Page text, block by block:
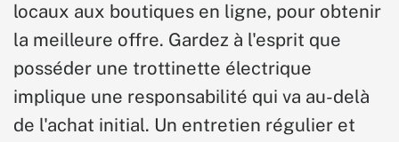
locaux aux boutiques en ligne, pour obtenir
la meilleure offre. Gardez à l'esprit que
posséder une trottinette électrique
implique une responsabilité qui va au-delà
de l'achat initial. Un entretien régulier et